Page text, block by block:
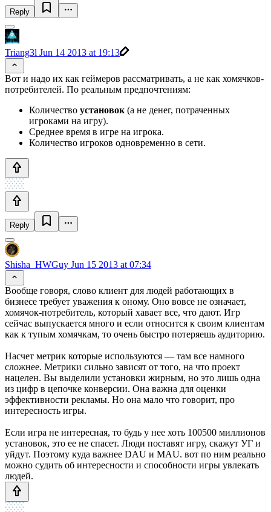
Reply
Triang3l Jun 14 2013 at 19:13
Вот и надо их как геймеров рассматривать, а не как хомячков-
потребителей. По реальным предпочтениям:
Количество установок (а не денег, потраченных
игроками на игру).
Среднее время в игре на игрока.
Количество игроков одновременно в сети.
Reply
Shisha_HWGuy Jun 15 2013 at 07:34
Вообще говоря, слово клиент для людей работающих в
бизнесе требует уважения к оному. Оно вовсе не означает,
хомячок-потребитель, который хавает все, что дают. Игр
сейчас выпускается много и если относится к своим клиентам
как к тупым хомячкам, то очень быстро потеряешь аудиторию.
Насчет метрик которые используются — там все намного
сложнее. Метрики сильно зависят от того, на что проект
нацелен. Вы выделили установки жирным, но это лишь одна
из цифр в цепочке конверсии. Она важна для оценки
эффективности рекламы. Но она мало что говорит, про
интересность игры.
Если игра не интересная, то будь у нее хоть 100500 миллионов
установок, это ее не спасет. Люди поставят игру, скажут УГ и
уйдут. Поэтому куда важнее DAU и MAU. вот по ним реально
можно судить об интересности и способности игры увлекать
людей.